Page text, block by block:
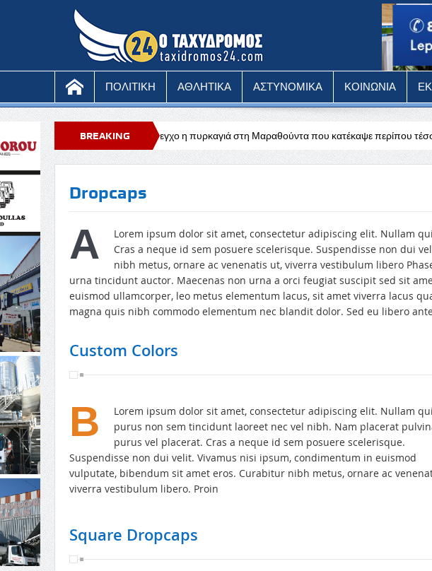
ΠΟΛΙΤΙΚΗ ΑΘΛΗΤΙΚΑ ΑΣΤΥΝΟΜΙΚΑ ΚΟΙΝΩΝΙΑ
BREAKING
NEWS
Παπαντωνίου Υπό έλεγχο η πυρκαγιά στη Μαραθούντα που κατέκαψε περίπου τέσσερα
Dropcaps
A
Lorem ipsum dolor sit amet, consectetur adipiscing elit. Nullam
Cras a neque id sem posuere scelerisque. Suspendisse non dui
nibh metus, ornare ac venenatis ut, viverra vestibulum libero
urna tincidunt auctor. Maecenas non urna a orci feugiat suscipit sed sit
euismod ullamcorper, leo metus elementum lacus, sit amet viverra lacus
magna quis nibh commodo elementum nec blandit dolor. Sed eu libero
Custom Colors
B
Lorem ipsum dolor sit amet, consectetur adipiscing elit. Nullam
purus non sem tincidunt laoreet nec vel nibh. Nam placerat
purus vel placerat. Cras a neque id sem posuere scelerisque.
Suspendisse non dui velit. Vivamus nisi ipsum, condimentum in euismod
vulputate, bibendum sit amet eros. Curabitur nibh metus, ornare ac
viverra vestibulum libero. Proin
Square Dropcaps